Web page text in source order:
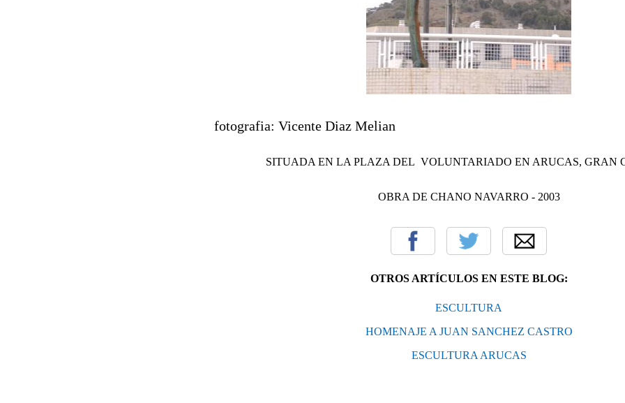
fotografia: Vicente Diaz Melian
SITUADA EN LA PLAZA DEL VOLUNTARIADO EN ARUCAS, GRAN
OBRA DE CHANO NAVARRO - 2003
OTROS ARTÍCULOS EN ESTE BLOG:
ESCULTURA
HOMENAJE A JUAN SANCHEZ CASTRO
ESCULTURA ARUCAS